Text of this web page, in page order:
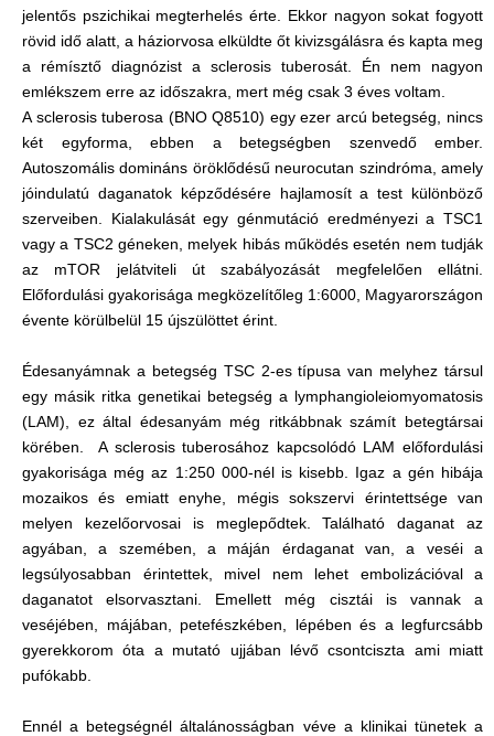
jelentős pszichikai megterhelés érte. Ekkor nagyon sokat fogyott
rövid idő alatt, a háziorvosa elküldte őt kivizsgálásra és kapta meg
a rémísztő diagnózist a sclerosis tuberosát. Én nem nagyon
emlékszem erre az időszakra, mert még csak 3 éves voltam.
A sclerosis tuberosa (BNO Q8510) egy ezer arcú betegség, nincs
két egyforma, ebben a betegségben szenvedő ember.
Autoszomális domináns öröklődésű neurocutan szindróma, amely
jóindulatú daganatok képződésére hajlamosít a test különböző
szerveiben. Kialakulását egy génmutáció eredményezi a TSC1
vagy a TSC2 géneken, melyek hibás működés esetén nem tudják
az mTOR jelátviteli út szabályozását megfelelően ellátni.
Előfordulási gyakorisága megközelítőleg 1:6000, Magyarországon
évente körülbelül 15 újszülöttet érint.
Édesanyámnak a betegség TSC 2-es típusa van melyhez társul
egy másik ritka genetikai betegség a lymphangioleiomyomatosis
(LAM), ez által édesanyám még ritkábbnak számít betegtársai
körében. A sclerosis tuberosához kapcsolódó LAM előfordulási
gyakorisága még az 1:250 000-nél is kisebb. Igaz a gén hibája
mozaikos és emiatt enyhe, mégis sokszervi érintettsége van
melyen kezelőorvosai is meglepődtek. Található daganat az
agyában, a szemében, a máján érdaganat van, a veséi a
legsúlyosabban érintettek, mivel nem lehet embolizációval a
daganatot elsorvasztani. Emellett még cisztái is vannak a
veséjében, májában, petefészkében, lépében és a legfurcsább
gyerekkorom óta a mutató ujjában lévő csontciszta ami miatt
pufókabb.
Ennél a betegségnél általánosságban véve a klinikai tünetek a